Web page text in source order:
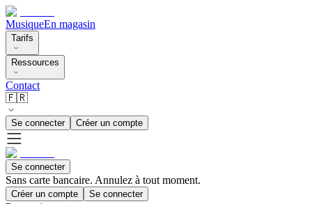
MusiqueEn magasin
Tarifs
Ressources
Contact
🇫🇷
Se connecter Créer un compte
Se connecter
Sans carte bancaire. Annulez à tout moment.
Créer un compte Se connecter